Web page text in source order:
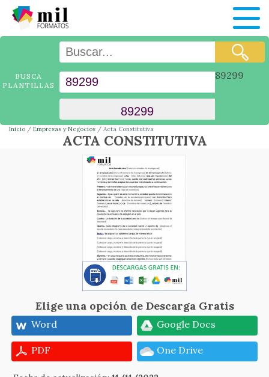
BUSCA
PLANTILLAS
89299
Inicio Empresas y Negocios Acta Constitutiva
ACTA CONSTITUTIVA
Elige una opción de Descarga Gratis
Word Google Docs
PDF One Drive